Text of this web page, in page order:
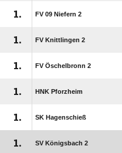
1. FV 09 Niefern 2
1. FV Knittlingen 2
1. FV Öschelbronn 2
1. HNK Pforzheim
1. SK Hagenschieß
1. SV Königsbach 2